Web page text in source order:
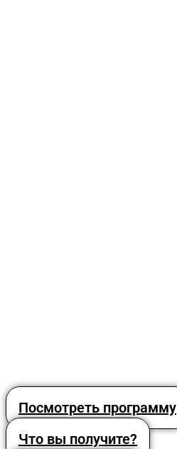
Посмотреть программу
Что вы получите?